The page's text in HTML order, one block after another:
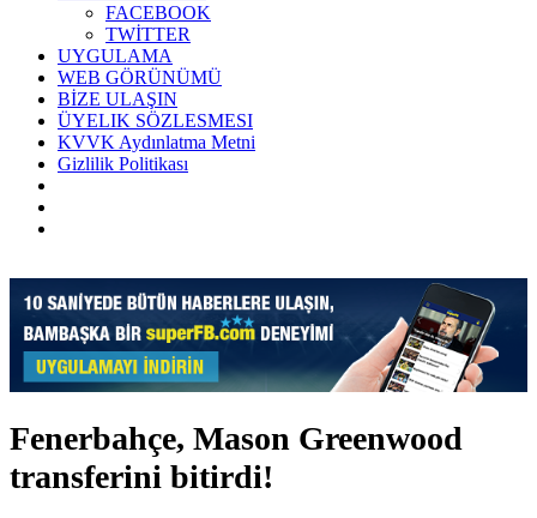
FACEBOOK
TWİTTER
UYGULAMA
WEB GÖRÜNÜMÜ
BİZE ULAŞIN
ÜYELIK SÖZLESMESI
KVVK Aydınlatma Metni
Gizlilik Politikası
Fenerbahçe, Mason Greenwood
transferini bitirdi!